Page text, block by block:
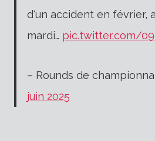
d'un accident en février,
mardi… pic.twitter.com/
– Rounds de
juin 2025